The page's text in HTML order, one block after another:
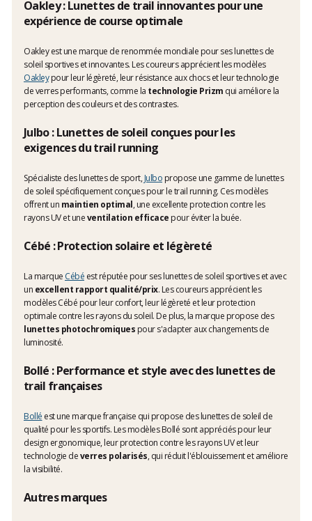
Oakley : Lunettes de trail innovantes pour une
expérience de course optimale
Oakley est une marque de renommée mondiale pour ses lunettes de
soleil sportives et innovantes. Les coureurs apprécient les modèles
Oakleypour leur légèreté, leur résistance aux chocs et leur technologie
de verres performants, comme la technologie Prizm qui améliore la
perception des couleurs et des contrastes.
Julbo : Lunettes de soleil conçues pour les
exigences du trail running
Spécialiste des lunettes de sport, Julbo propose une gamme de lunettes
de soleil spécifiquement conçues pour le trail running. Ces modèles
offrent un maintien optimal, une excellente protection contre les
rayons UV et uneventilation efficace pour éviter la buée.
Cébé : Protection solaire et légèreté
La marque Cébé est réputée pour ses lunettes de soleil sportives et avec
un excellent rapport qualité/prix. Les coureurs apprécient les
modèles Cébé pour leur confort, leur légèreté et leur protection
optimale contre les rayons du soleil. De plus, la marque propose des
lunettes photochromiques pour s'adapter aux changements de
luminosité.
Bollé : Performance et style avec des lunettes de
trail françaises
Bollé est une marque française qui propose des lunettes de soleil de
qualité pour les sportifs. Les modèles Bollé sont appréciés pour leur
design ergonomique, leur protection contre les rayons UV et leur
technologie deverres polarisés, qui réduit l'éblouissement et améliore
la visibilité.
Autres marques